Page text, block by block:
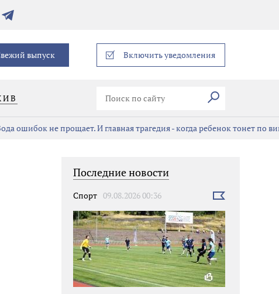
Телеграм
выпуск Включить уведомления
Искать
ошибок не прощает. И главная трагедия - когда ребенок тонет по
Последние новости
Спорт 09.08.2026 00:36
Выбрать